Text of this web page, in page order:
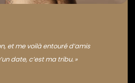
et me voilà entouré d’amis
date, c’est ma tribu. »